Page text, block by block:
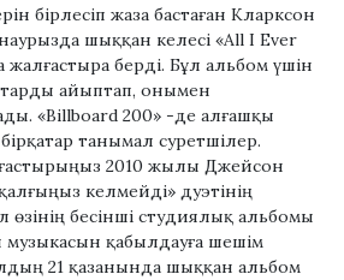
бірлесіп жаза бастаған Кларксон
шыққан келесі «All I Ever
берді. Бұл альбом үшін
айыптап, онымен
«Billboard 200» -де алғашқы
танымал суретшілер.
2010 жылы Джейсон
келмейді» дуэтінің
өзінің бесінші студиялық альбомы
музыкасын қабылдауға шешім
21 қазанында шыққан альбом